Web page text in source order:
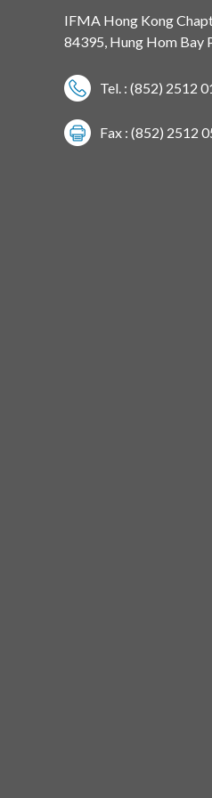
IFMA Hong Kong
84395, Hung Hom Bay
Tel. : (852) 2512
Fax : (852) 2512